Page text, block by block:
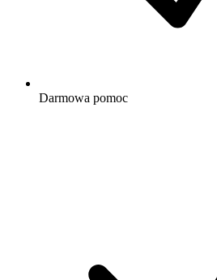
Darmowa pomoc